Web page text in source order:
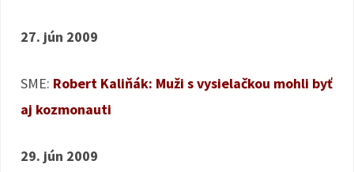
27. jún 2009
SME: Robert Kaliňák: Muži s vysielačkou mohli byť
aj kozmonauti
29. jún 2009